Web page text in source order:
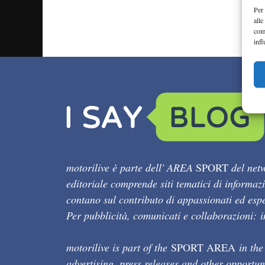
motorilive è parte dell' AREA SPORT del
editoriale comprende siti tematici di
contano sul contributo di appassionati ed
Per pubblicità, comunicati e collaborazioni:
motorilive is part of the SPORT AREA in